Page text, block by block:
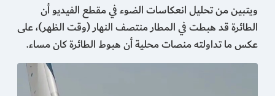
ويتبين من تحليل انعكاسات الضوء في مقطع الفيديو أن
الطائرة قد هبطت في المطار منتصف النهار (وقت الظهر)، على
عكس ما تداولته منصات محلية أن هبوط الطائرة كان مساء.